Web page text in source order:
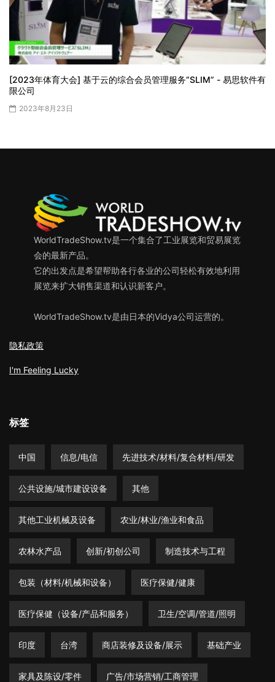
[2023年体育大会] 基于云的综合会员管理服务“SLIM” - 易思软件有
限公司
2023年8月23日
WorldTradeShow.tv是一个集合了工业展览和贸易展览
会的最新产品。
它的出发点是希望帮助各行各业的公司轻松有效地利用
展览来扩大销售渠道和认识新客户。
WorldTradeShow.tv是由日本的Vidya公司运营的。
隐私政策
I'm Feeling Lucky
标签
中国 信息/电信 先进技术/材料/复合材料/研发
公共设施/城市建设设备 其他
其他工业机械及设备 农业/林业/渔业和食品
农林水产品 创新/初创公司 制造技术与工程
包装（材料/机械和设备） 医疗保健/健康
医疗保健（设备/产品和服务） 卫生/空调/管道/照明
印度 台湾 商店装修及设备/展示 基础产业
家具及陈设/零件 广告/市场营销/工商管理